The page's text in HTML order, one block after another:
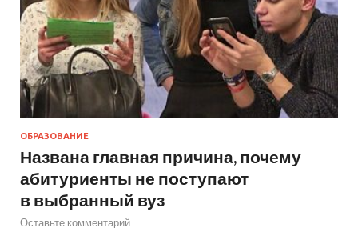
ОБРАЗОВАНИЕ
Названа главная причина, почему
абитуриенты не поступают
в выбранный вуз
Оставьте комментарий